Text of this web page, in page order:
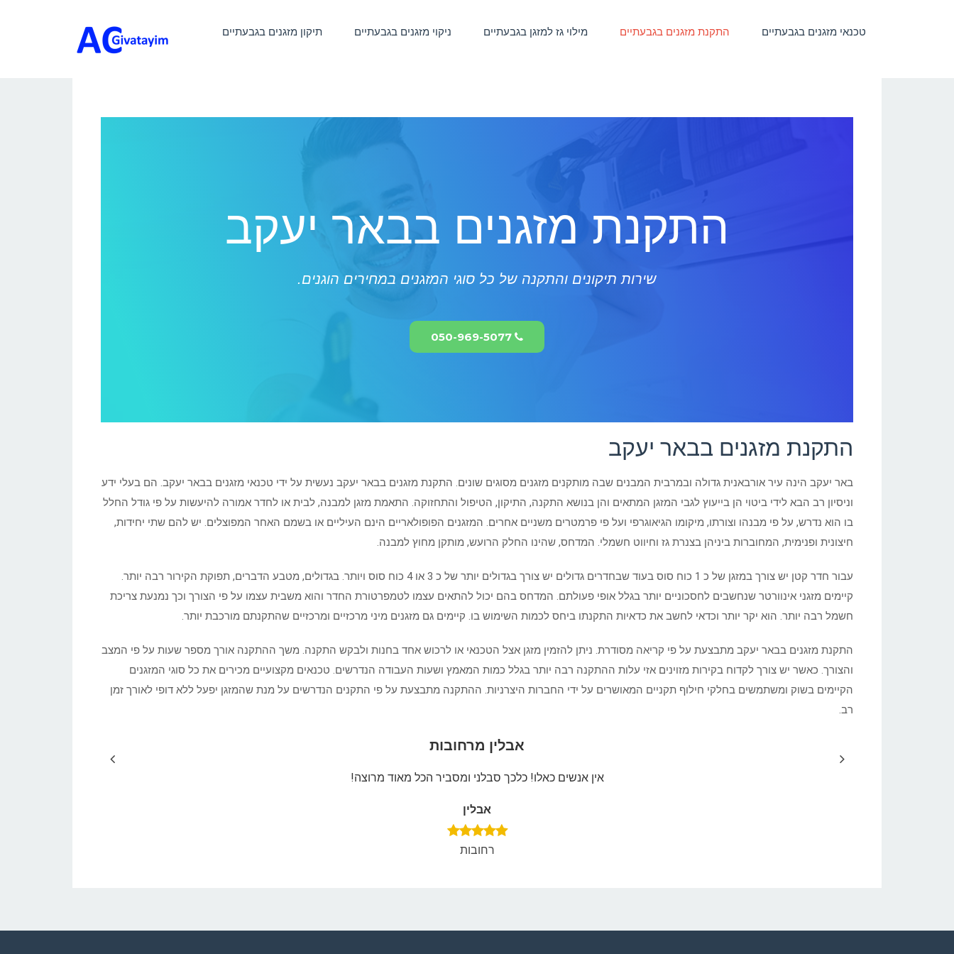
טכנאי מזגנים בגבעתיים התקנת מזגנים בגבעתיים מילוי גז למזגן בגבעתיים ניקוי מזגנים בגבעתיים תיקון מזגנים בגבעתיים
התקנת מזגנים בבאר יעקב
שירות תיקונים והתקנה של כל סוגי המזגנים במחירים הוגנים.
050-969-5077
התקנת מזגנים בבאר יעקב
באר יעקב הינה עיר אורבאנית גדולה ובמרבית המבנים שבה מותקנים מזגנים מסוגים שונים. התקנת מזגנים בבאר יעקב נעשית על ידי טכנאי מזגנים בבאר יעקב. הם בעלי ידע
וניסיון רב הבא לידי ביטוי הן בייעוץ לגבי המזגן המתאים והן בנושא התקנה, התיקון, הטיפול והתחזוקה. התאמת מזגן למבנה, לבית או לחדר אמורה להיעשות על פי גודל החלל
בו הוא נדרש, על פי מבנהו וצורתו, מיקומו הגיאוגרפי ועל פי פרמטרים משניים אחרים. המזגנים הפופולאריים הינם העיליים או בשמם האחר המפוצלים. יש להם שתי יחידות,
חיצונית ופנימית, המחוברות ביניהן בצנרת גז וחיווט חשמלי. המדחס, שהינו החלק הרועש, מותקן מחוץ למבנה.
עבור חדר קטן יש צורך במזגן של כ 1 כוח סוס בעוד שבחדרים גדולים יש צורך בגדולים יותר של כ 3 או 4 כוח סוס ויותר. בגדולים, מטבע הדברים, תפוקת הקירור רבה יותר.
קיימים מזגני אינוורטר שנחשבים לחסכוניים יותר בגלל אופי פעולתם. המדחס בהם יכול להתאים עצמו לטמפרטורת החדר והוא משבית עצמו על פי הצורך וכך נמנעת צריכת
חשמל רבה יותר. הוא יקר יותר וכדאי לחשב את כדאיות התקנתו ביחס לכמות השימוש בו. קיימים גם מזגנים מיני מרכזיים ומרכזיים שהתקנתם מורכבת יותר.
התקנת מזגנים בבאר יעקב מתבצעת על פי קריאה מסודרת. ניתן להזמין מזגן אצל הטכנאי או לרכוש אחד בחנות ולבקש התקנה. משך ההתקנה אורך מספר שעות על פי המצב
והצורך. כאשר יש צורך לקדוח בקירות מזוינים אזי עלות ההתקנה רבה יותר בגלל כמות המאמץ ושעות העבודה הנדרשים. טכנאים מקצועיים מכירים את כל סוגי המזגנים
הקיימים בשוק ומשתמשים בחלקי חילוף תקניים המאושרים על ידי החברות היצרניות. ההתקנה מתבצעת על פי התקנים הנדרשים על מנת שהמזגן יפעל ללא דופי לאורך זמן
רב.
אבלין מרחובות
אין אנשים כאלו! כלכך סבלני ומסביר הכל מאוד מרוצה!
אבלין
רחובות